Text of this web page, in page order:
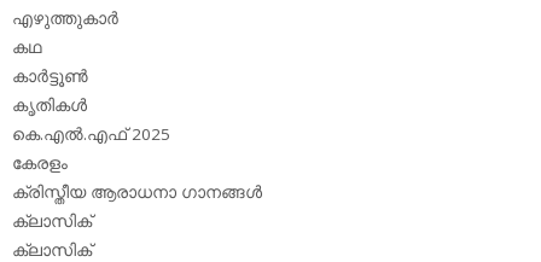
എഴുത്തുകാര്‍
കഥ
കാര്‍ട്ടൂണ്‍
കൃതികള്‍
കെ.എല്‍.എഫ് 2025
കേരളം
ക്രിസ്തീയ ആരാധനാ ഗാനങ്ങള്‍
ക്ലാസിക്‌
ക്ലാസിക്